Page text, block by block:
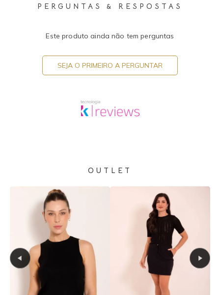
PERGUNTAS & RESPOSTAS
Este produto ainda não tem perguntas
SEJA O PRIMEIRO A PERGUNTAR
OUTLET